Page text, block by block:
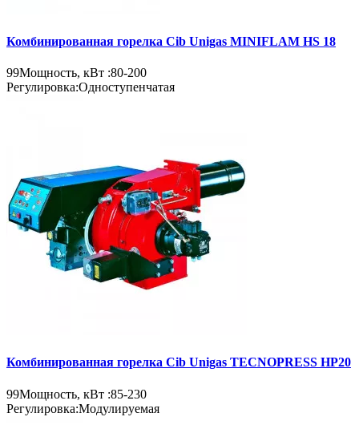
Комбинированная горелка Cib Unigas MINIFLAM HS 18
99Мощность, кВт :80-200
Регулировка:Одноступенчатая
Комбинированная горелка Cib Unigas TECNOPRESS HP20
99Мощность, кВт :85-230
Регулировка:Модулируемая